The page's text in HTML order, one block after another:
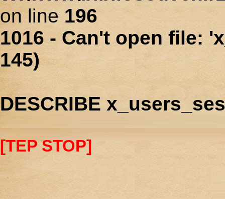
on line 196
1016 - Can't open file:
145)
DESCRIBE
[TEP STOP]